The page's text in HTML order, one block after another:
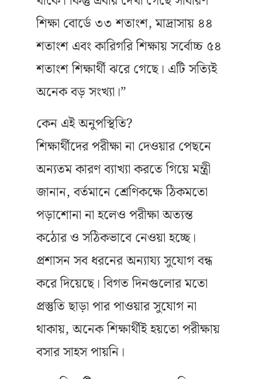
শিক্ষা বোর্ডে ৩৩ শতাংশ, মাদ্রাসায় ৪৪
শতাংশ এবং কারিগরি শিক্ষায় সর্বোচ্চ ৫৪
শতাংশ শিক্ষার্থী ঝরে গেছে। এটি সত্যিই
অনেক বড় সংখ্যা।”
কেন এই অনুপস্থিতি?
শিক্ষার্থীদের পরীক্ষা না দেওয়ার পেছনে
অন্যতম কারণ ব্যাখ্যা করতে গিয়ে মন্ত্রী
জানান, বর্তমানে শ্রেণিকক্ষে ঠিকমতো
পড়াশোনা না হলেও পরীক্ষা অত্যন্ত
কঠোর ও সঠিকভাবে নেওয়া হচ্ছে।
প্রশাসন সব ধরনের অন্যায্য সুযোগ বন্ধ
করে দিয়েছে। বিগত দিনগুলোর মতো
প্রস্তুতি ছাড়া পার পাওয়ার সুযোগ না
থাকায়, অনেক শিক্ষার্থীই হয়তো পরীক্ষায়
বসার সাহস পায়নি।